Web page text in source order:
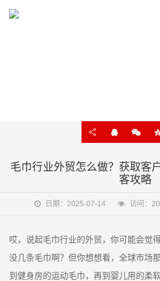
毛巾行业外贸怎么做？获取客
客攻略
日期：2025-07-14 访问：
哎，说起毛巾行业的外贸，你可能会觉
没几条毛巾啊？但你想想看，全球市场
到健身房的运动毛巾，再到婴儿用的柔